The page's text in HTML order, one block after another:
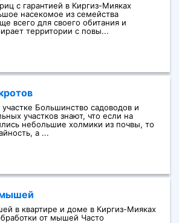
с гарантией в Киргиз-Мияках
насекомое из семейства
всего для своего обитания и
территории с повы...
участке Большинство садоводов и
участков знают, что если на
небольшие холмики из почвы, то
а ...
в квартире и доме в Киргиз-Мияках
от мышей Часто